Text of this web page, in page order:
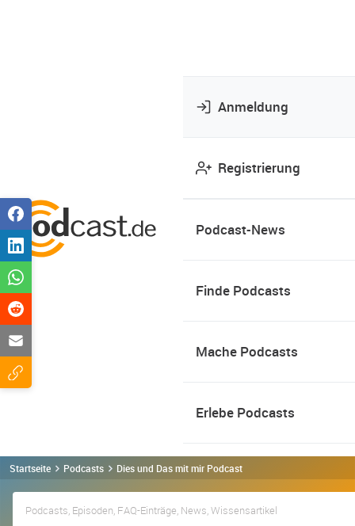
Anmeldung
Registrierung
Podcast-News
Finde Podcasts
Mache Podcasts
Erlebe Podcasts
Startseite Podcasts Dies und Das mit mir Podcast